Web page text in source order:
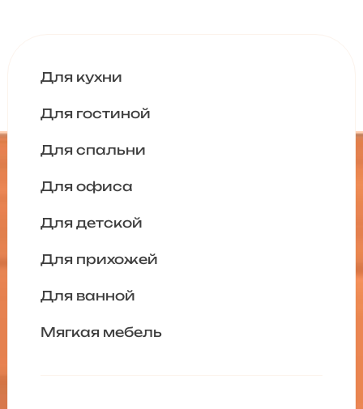
Для кухни
Для гостиной
Для спальни
Для офиса
Для детской
Для прихожей
Для ванной
Мягкая мебель